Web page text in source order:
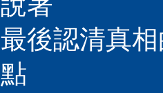
最後認清真
點